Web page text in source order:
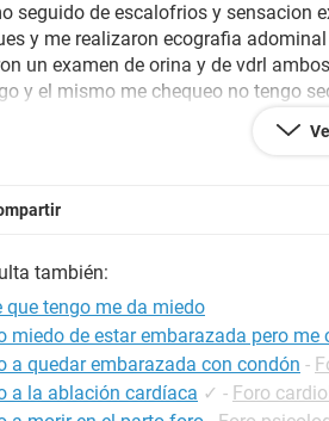
seguido de escalofrios y sensacion
y me realizaron ecografia
un examen de orina y de vdrl
y el mismo me chequeo no tengo
muy asustado diganme como puede
amigos ... me siento muy mal
también:
que tengo me da miedo
miedo de estar embarazada pero me
a quedar embarazada con condón -
a la ablación cardíaca ✓ - Foro